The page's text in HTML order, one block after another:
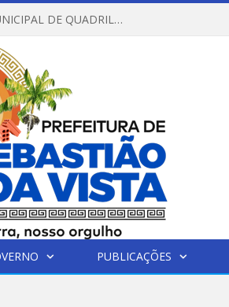
REGULAMENTO DO X CONCURSO INTERMUNICIPAL DE QUADRILHAS JUNINAS – 2026 – ARRAIÁ DA VENEZA
PUBLICAÇÕES